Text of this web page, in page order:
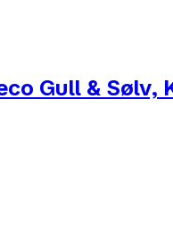
Gull & Sølv,